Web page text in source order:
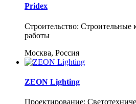
Pridex
Строительство:
работы
Москва, Россия
ZEON Lighting
Проектирование: